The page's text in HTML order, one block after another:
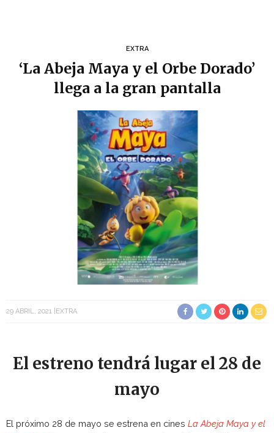
EXTRA
‘La Abeja Maya y el Orbe Dorado’
llega a la gran pantalla
29 ABRIL, 2021 EXTRA
El estreno tendrá lugar el 28 de
mayo
El próximo 28 de mayo se estrena en cines La Abeja Maya y el